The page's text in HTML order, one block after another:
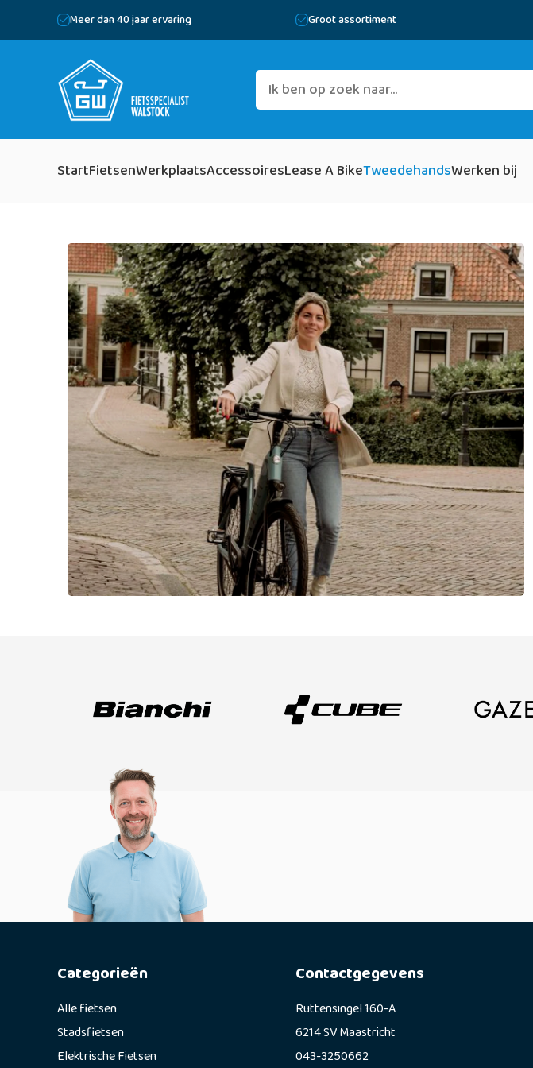
Meer dan 40 jaar ervaring Groot assortiment
StartFietsenWerkplaatsAccessoiresLease A BikeTweedehandsWerken bij
Categorieën
Alle fietsen
Stadsfietsen
Elektrische Fietsen
Contactgegevens
Ruttensingel 160-A
6214 SV Maastricht
043-3250662